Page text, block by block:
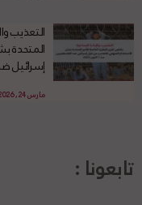
التعذيب
المتحدة
إسرائيل ضد
مارس 24, 2026
تابعونا :